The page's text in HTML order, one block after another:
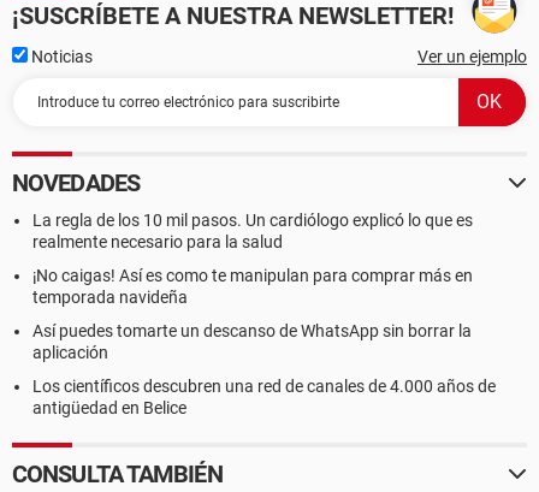
¡SUSCRÍBETE A NUESTRA NEWSLETTER!
Noticias Ver un ejemplo
NOVEDADES
La regla de los 10 mil pasos. Un cardiólogo explicó lo que es
realmente necesario para la salud
¡No caigas! Así es como te manipulan para comprar más en
temporada navideña
Así puedes tomarte un descanso de WhatsApp sin borrar la
aplicación
Los científicos descubren una red de canales de 4.000 años de
antigüedad en Belice
CONSULTA TAMBIÉN